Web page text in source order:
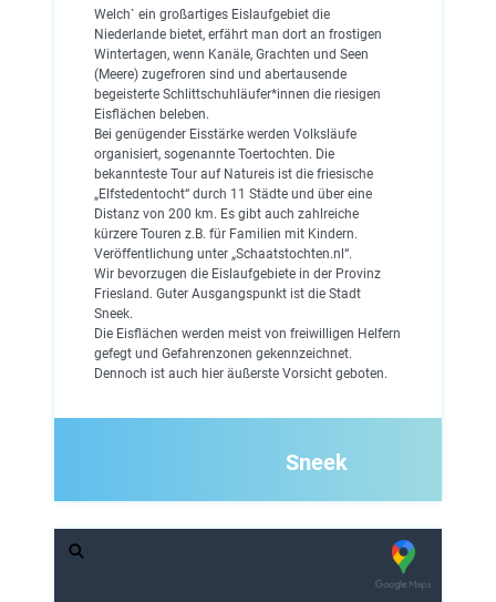
Welch` ein großartiges Eislaufgebiet die
Niederlande bietet, erfährt man dort an frostigen
Wintertagen, wenn Kanäle, Grachten und Seen
(Meere) zugefroren sind und abertausende
begeisterte Schlittschuhläufer*innen die riesigen
Eisflächen beleben.
Bei genügender Eisstärke werden Volksläufe
organisiert, sogenannte Toertochten. Die
bekannteste Tour auf Natureis ist die friesische
„Elfstedentocht“ durch 11 Städte und über eine
Distanz von 200 km. Es gibt auch zahlreiche
kürzere Touren z.B. für Familien mit Kindern.
Veröffentlichung unter „Schaatstochten.nl“.
Wir bevorzugen die Eislaufgebiete in der Provinz
Friesland. Guter Ausgangspunkt ist die Stadt
Sneek.
Die Eisflächen werden meist von freiwilligen Helfern
gefegt und Gefahrenzonen gekennzeichnet.
Dennoch ist auch hier äußerste Vorsicht geboten.
Sneek